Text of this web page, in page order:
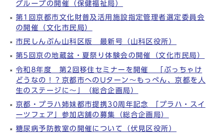
グループの開催（保健福祉局）
第1回京都市文化財普及活用施設指定管理者選定委員会
の開催（文化市民局）
市民しんぶん山科区版 最新号（山科区役所）
第5回京の地蔵盆・夏祭り体験会の開催（文化市民局）
令和8年度 第2回移住セミナーを開催 「ぶっちゃけ
どうなの！？京都市へのUターン～もっぺん、京都を人
生のステージに～」（総合企画局）
京都・プラハ姉妹都市提携30周年記念 「プラハ・スイ
ーツフェア」参加店舗の募集（総合企画局）
糖尿病予防教室の開催について（伏見区役所）